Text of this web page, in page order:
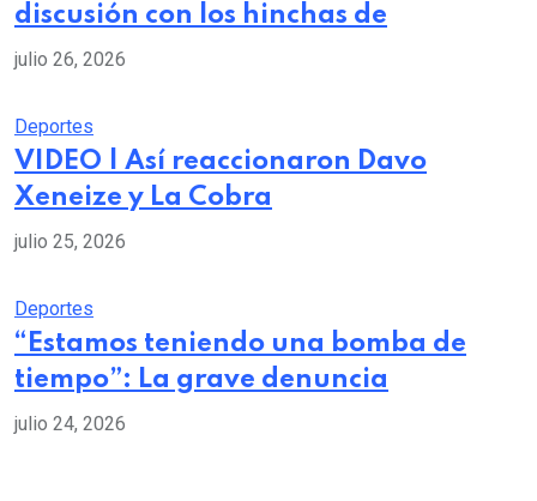
discusión con los hinchas de
julio 26, 2026
Deportes
VIDEO | Así reaccionaron Davo
Xeneize y La Cobra
julio 25, 2026
Deportes
“Estamos teniendo una bomba de
tiempo”: La grave denuncia
julio 24, 2026